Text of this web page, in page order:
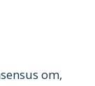
om,